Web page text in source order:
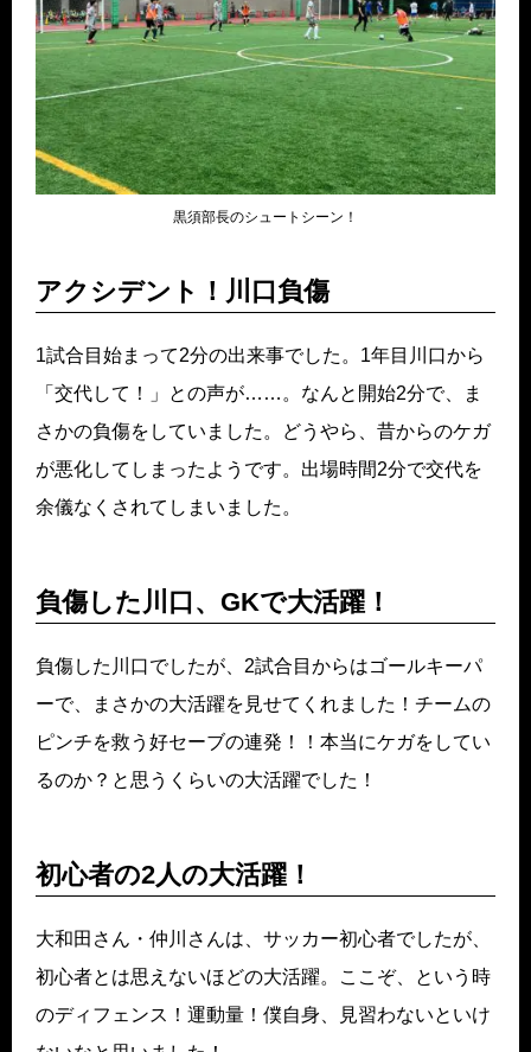
黒須部長のシュートシーン！
アクシデント！川口負傷
1試合目始まって2分の出来事でした。1年目川口から
「交代して！」との声が……。なんと開始2分で、ま
さかの負傷をしていました。どうやら、昔からのケガ
が悪化してしまったようです。出場時間2分で交代を
余儀なくされてしまいました。
負傷した川口、GKで大活躍！
負傷した川口でしたが、2試合目からはゴールキーパ
ーで、まさかの大活躍を見せてくれました！チームの
ピンチを救う好セーブの連発！！本当にケガをしてい
るのか？と思うくらいの大活躍でした！
初心者の2人の大活躍！
大和田さん・仲川さんは、サッカー初心者でしたが、
初心者とは思えないほどの大活躍。ここぞ、という時
のディフェンス！運動量！僕自身、見習わないといけ